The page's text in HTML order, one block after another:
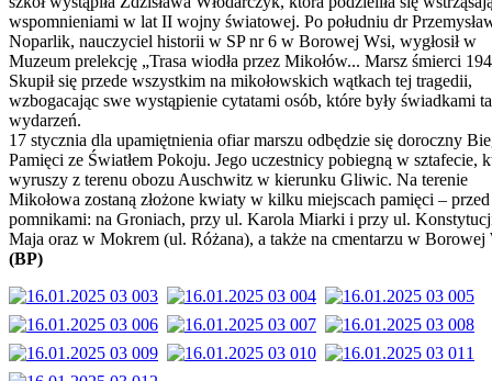
wspomnieniami w lat II wojny światowej. Po południu dr
Noparlik, nauczyciel historii w SP nr 6 w Borowej Wsi, wygłosił w
Muzeum prelekcję „Trasa wiodła przez Mikołów... Marsz śmierci
Skupił się przede wszystkim na mikołowskich wątkach tej tragedii,
wzbogacając swe wystąpienie cytatami osób, które były świadkami
wydarzeń.
17 stycznia dla upamiętnienia ofiar marszu odbędzie się doroczny
Pamięci ze Światłem Pokoju. Jego uczestnicy pobiegną w sztafecie,
wyruszy z terenu obozu Auschwitz w kierunku Gliwic. Na terenie
Mikołowa zostaną złożone kwiaty w kilku miejscach pamięci – przed
pomnikami: na Groniach, przy ul. Karola Miarki i przy ul.
Maja oraz w Mokrem (ul. Różana), a także na cmentarzu w Borowej
(BP)